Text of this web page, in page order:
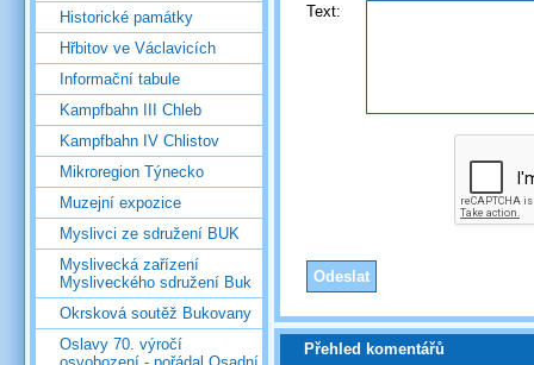
Text:
Přehled komentářů
Historické památky
Hřbitov ve Václavicích
Informační tabule
Kampfbahn III Chleb
Kampfbahn IV Chlistov
Mikroregion Týnecko
Muzejní expozice
Myslivci ze sdružení BUK
Myslivecká zařízení
Mysliveckého sdružení Buk
Okrsková soutěž Bukovany
Oslavy 70. výročí